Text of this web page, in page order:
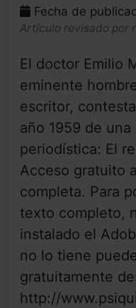
Fecha de
Artículo revisado por
El doctor Emilio
eminente
escritor,
año 1959 de
periodística: El
Acceso gratuito
completa. Para
texto completo,
instalado el
no lo tiene
gratuitamente
http://